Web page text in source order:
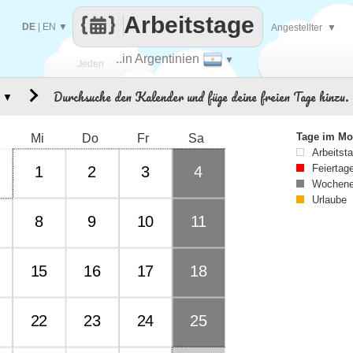
Jeden ..in Argentinien ▼
Arbeitstage
DE EN ▼ Angestellter ▼
Durchsuche den Kalender und füge deine freien Tage hinzu.
Mi Do Fr Sa
1 2 3 4
8 9 10 11
15 16 17 18
22 23 24 25
▼
Tage im
Urlaube